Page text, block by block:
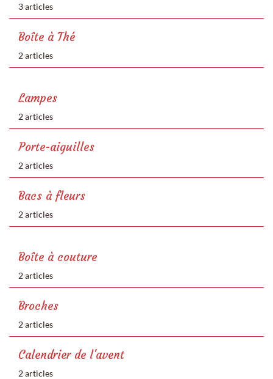
3 articles
Boîte à Thé
2 articles
Lampes
2 articles
Porte-aiguilles
2 articles
Bacs à fleurs
2 articles
Boîte à couture
2 articles
Broches
2 articles
Calendrier de l'avent
2 articles